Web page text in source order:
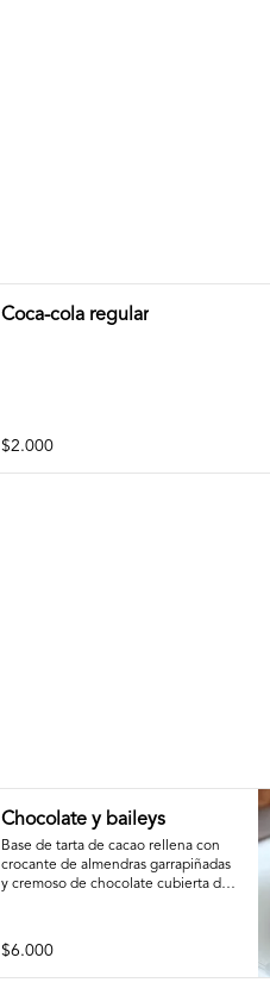
Coca-cola regular
$2.000
Chocolate y baileys
Base de tarta de cacao rellena con
crocante de almendras garrapiñadas
y cremoso de chocolate cubierta de
$6.000